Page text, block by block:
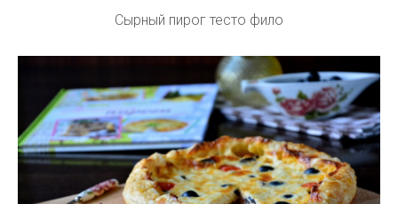
Сырный пирог тесто фило